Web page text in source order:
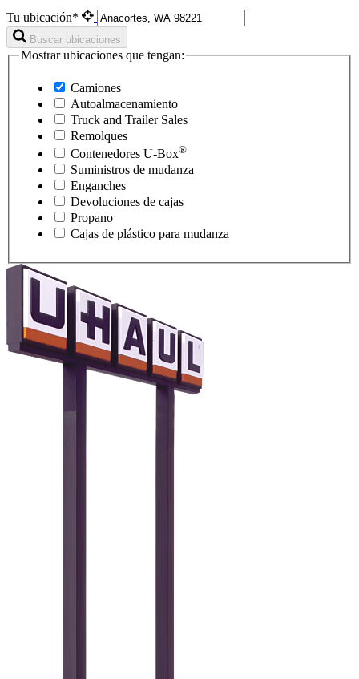
Tu ubicación*
Buscar ubicaciones
Mostrar ubicaciones que tengan:
Camiones
Autoalmacenamiento
Truck and Trailer Sales
Remolques
Contenedores U-Box®
Suministros de mudanza
Enganches
Devoluciones de cajas
Propano
Cajas de plástico para mudanza